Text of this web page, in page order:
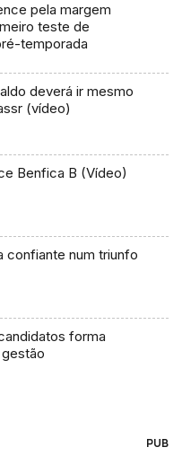
pela margem
teste de
temporada
deverá ir mesmo
(vídeo)
Benfica B (Vídeo)
confiante num triunfo
forma
PUB